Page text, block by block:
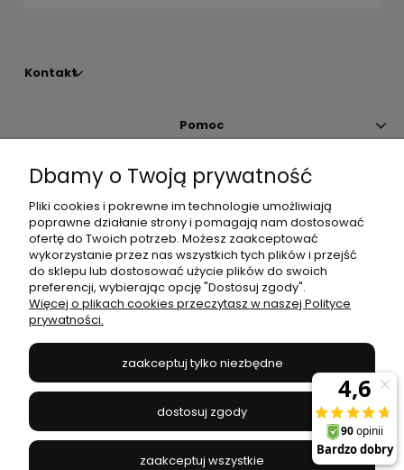
Kontakt
Pomoc
Moje konto
Płatności i dostawa
Informacje
JANEX
669-050-03-43
504 545 749//E-mail:sklep@janexmarket.pl
Dbamy o Twoją prywatność
Pliki cookies i pokrewne im technologie umożliwiają
poprawne działanie strony i pomagają nam dostosować
ofertę do Twoich potrzeb. Możesz zaakceptować
wykorzystanie przez nas wszystkich tych plików i przejść
do sklepu lub dostosować użycie plików do swoich
preferencji, wybierając opcję "Dostosuj zgody".
Więcej o plikach cookies przeczytasz w naszej Polityce
prywatności.
zaakceptuj tylko niezbędne
dostosuj zgody
zaakceptuj wszystkie